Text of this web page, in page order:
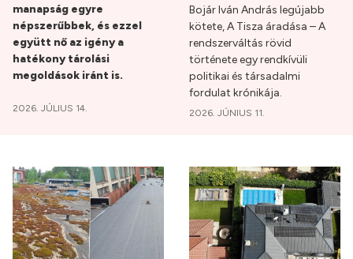
manapság egyre
népszerűbbek, és ezzel
együtt nő az igény a
hatékony tárolási
megoldások iránt is.
2026. JÚLIUS 14.
Bojár Iván András legújabb
kötete, A Tisza áradása – A
rendszerváltás rövid
története egy rendkívüli
politikai és társadalmi
fordulat krónikája.
2026. JÚNIUS 11.